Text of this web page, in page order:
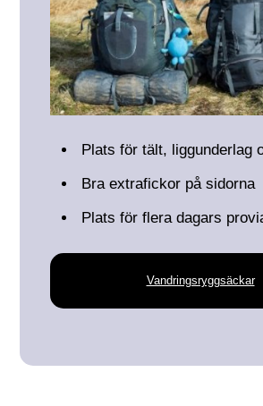
Plats för tält, liggunderlag
Bra extrafickor på sidorna
Plats för flera dagars
Vandringsryggsäckar